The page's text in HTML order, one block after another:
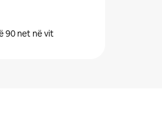
90 net në vit